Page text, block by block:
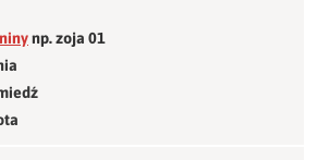
np. zoja 01